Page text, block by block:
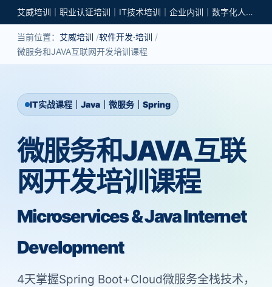
艾威培训｜职业认证培训｜IT技术培训｜企业内训｜数字化人才培养
当前位置： 艾威培训 软件开发·培训
微服务和JAVA互联网开发培训课程
IT实战课程｜Java｜微服务｜Spring
微服务和JAVA互联
网开发培训课程
Microservices & Java Internet
Development
4天掌握Spring Boot+Cloud微服务全栈技术，